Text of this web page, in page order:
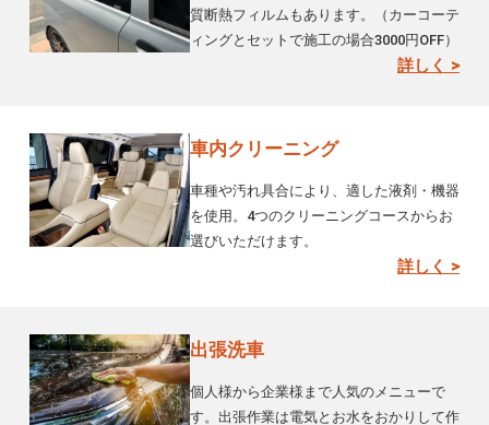
質断熱フィルムもあります。（カーコーテ
ィングとセットで施工の場合3000円OFF）
詳しく >
車内クリーニング
車種や汚れ具合により、適した液剤・機器
を使用。4つのクリーニングコースからお
選びいただけます。
詳しく >
出張洗車
個人様から企業様まで人気のメニューで
す。出張作業は電気とお水をおかりして作